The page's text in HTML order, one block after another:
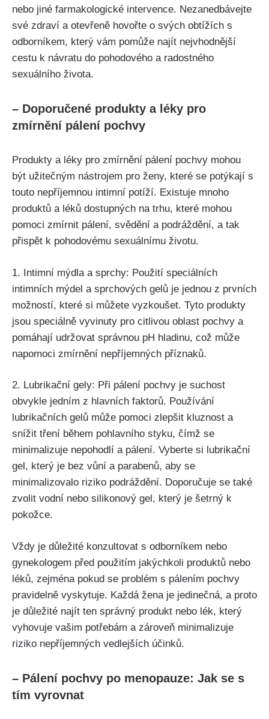
nebo jiné farmakologické intervence. Nezanedbávejte‍
své zdraví a otevřeně hovořte o svých obtížích s​
odborníkem, který vám pomůže najít nejvhodnější⁢
cestu k‌ návratu do ⁣pohodového a‌ radostného⁤
sexuálního života.
– Doporučené produkty⁢ a léky pro
‍zmírnění⁤ pálení pochvy
Produkty ​a léky pro⁤ zmírnění pálení pochvy mohou‌
být⁣ užitečným nástrojem pro ‍ženy, ⁤které se potýkají s
touto⁣ nepříjemnou⁤ intimní ​potíží. Existuje mnoho
produktů a‌ léků dostupných‍ na trhu, které mohou
pomoci​ zmírnit pálení, svědění a podráždění, a⁢ tak⁢
přispět k pohodovému sexuálnímu ⁤životu.
1. Intimní mýdla a⁣ sprchy: Použití⁤ speciálních​
intimních mýdel a ⁢sprchových gelů je jednou z prvních
možností, které ⁢si můžete vyzkoušet. Tyto⁣ produkty
jsou speciálně vyvinuty pro citlivou oblast pochvy a⁢
pomáhají ​udržovat správnou ⁤pH hladinu, což může​
napomoci ⁣zmírnění nepříjemných ​příznaků.
2. Lubrikační gely: ⁣Při‍ pálení pochvy je suchost
⁢obvykle jedním z hlavních faktorů. Používání
lubrikačních gelů může ⁢pomoci zlepšit ‌kluznost a
snížit tření během ⁣pohlavního styku, čímž ‍se
‌minimalizuje nepohodlí a ​pálení. Vyberte si lubrikační
gel, který ‌je bez vůní⁣ a parabenů, aby se
minimalizovalo ⁢riziko podráždění. ⁤Doporučuje se také
zvolit vodní‍ nebo silikonový gel, který je​ šetrný k
pokožce.
Vždy ⁢je důležité konzultovat s odborníkem nebo
gynekologem před‍ použitím jakýchkoli produktů nebo​
léků,⁢ zejména pokud se problém‍ s pálením ⁣pochvy
‌pravidelně vyskytuje. Každá ‍žena ​je‍ jedinečná, a proto
je důležité najít ten správný produkt⁤ nebo lék, který
vyhovuje vašim⁤ potřebám‍ a zároveň minimalizuje
⁤riziko⁢ nepříjemných vedlejších ⁣účinků.
– Pálení pochvy ‍po menopauze: ⁢Jak se⁢ s
tím vyrovnat